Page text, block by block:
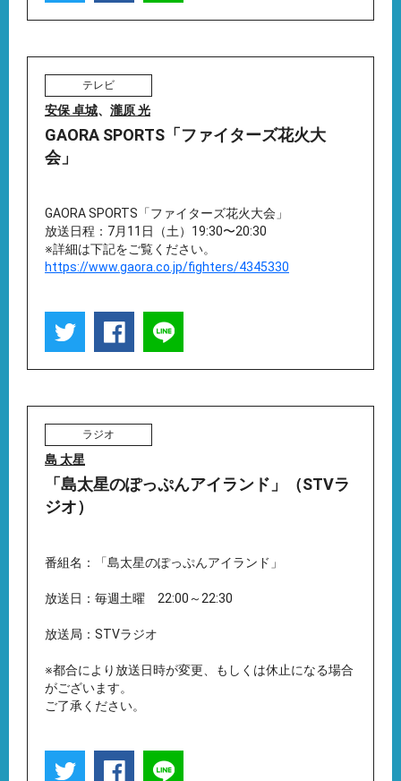
テレビ
安保 卓城、 瀧原 光
GAORA SPORTS「ファイターズ花火大
会」
GAORA SPORTS「ファイターズ花火大会」
放送日程：7月11日（土）19:30〜20:30
※詳細は下記をご覧ください。
https://www.gaora.co.jp/fighters/4345330
ラジオ
島 太星
「島太星のぽっぷんアイランド」（STVラ
ジオ）
番組名：「島太星のぽっぷんアイランド」
放送日：毎週土曜 22:00～22:30
放送局：STVラジオ
※都合により放送日時が変更、もしくは休止になる場合
がございます。
ご了承ください。